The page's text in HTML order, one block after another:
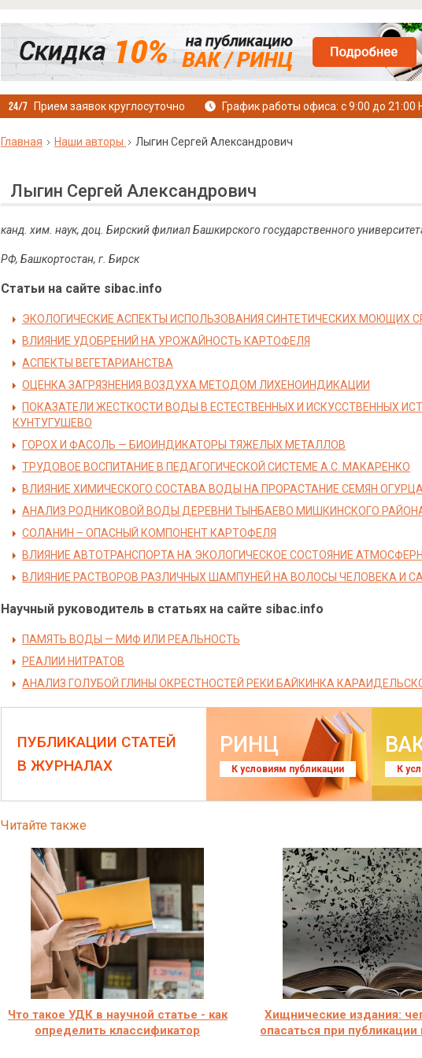
Прием заявок круглосуточно График работы офиса: с 9:00 до 21:00
Главная Наши авторы Лыгин Сергей Александрович
Лыгин Сергей Александрович
канд. хим. наук, доц. Бирский филиал Башкирского государственного
РФ, Башкортостан, г. Бирск
Статьи на сайте sibac.info
ЭКОЛОГИЧЕСКИЕ АСПЕКТЫ ИСПОЛЬЗОВАНИЯ СИНТЕТИЧЕСКИХ МОЮЩИХ
ВЛИЯНИЕ УДОБРЕНИЙ НА УРОЖАЙНОСТЬ КАРТОФЕЛЯ
АСПЕКТЫ ВЕГЕТАРИАНСТВА
ОЦЕНКА ЗАГРЯЗНЕНИЯ ВОЗДУХА МЕТОДОМ ЛИХЕНОИНДИКАЦИИ
ПОКАЗАТЕЛИ ЖЕСТКОСТИ ВОДЫ В ЕСТЕСТВЕННЫХ И ИСКУССТВЕННЫХ
КУНТУГУШЕВО
ГОРОХ И ФАСОЛЬ — БИОИНДИКАТОРЫ ТЯЖЕЛЫХ МЕТАЛЛОВ
ТРУДОВОЕ ВОСПИТАНИЕ В ПЕДАГОГИЧЕСКОЙ СИСТЕМЕ А.С. МАКАРЕНКО
ВЛИЯНИЕ ХИМИЧЕСКОГО СОСТАВА ВОДЫ НА ПРОРАСТАНИЕ СЕМЯН ОГУРЦА
АНАЛИЗ РОДНИКОВОЙ ВОДЫ ДЕРЕВНИ ТЫНБАЕВО МИШКИНСКОГО
СОЛАНИН – ОПАСНЫЙ КОМПОНЕНТ КАРТОФЕЛЯ
ВЛИЯНИЕ АВТОТРАНСПОРТА НА ЭКОЛОГИЧЕСКОЕ СОСТОЯНИЕ
ВЛИЯНИЕ РАСТВОРОВ РАЗЛИЧНЫХ ШАМПУНЕЙ НА ВОЛОСЫ ЧЕЛОВЕКА И
Научный руководитель в статьях на сайте sibac.info
ПАМЯТЬ ВОДЫ — МИФ ИЛИ РЕАЛЬНОСТЬ
РЕАЛИИ НИТРАТОВ
АНАЛИЗ ГОЛУБОЙ ГЛИНЫ ОКРЕСТНОСТЕЙ РЕКИ БАЙКИНКА
ПУБЛИКАЦИИ СТАТЕЙ
В ЖУРНАЛАХ
РИНЦ
К условиям публикации К
Читайте также
Что такое УДК в научной статье - как
определить классификатор
Хищнические издания:
опасаться при публикации